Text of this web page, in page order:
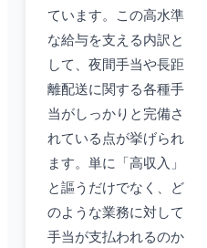
ています。この高水準
な給与を支える内訳と
して、夜間手当や長距
離配送に関する各種手
当がしっかりと完備さ
れている点が挙げられ
ます。単に「高収入」
と謳うだけでなく、ど
のような業務に対して
手当が支払われるのか